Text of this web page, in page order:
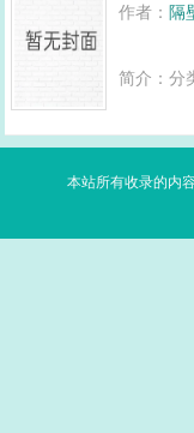
作者：隔
简介：分
本站所有收录的内